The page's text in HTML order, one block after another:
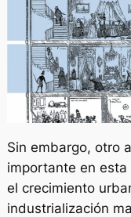
Sin embargo, otro
importante en
el crecimiento
industrialización